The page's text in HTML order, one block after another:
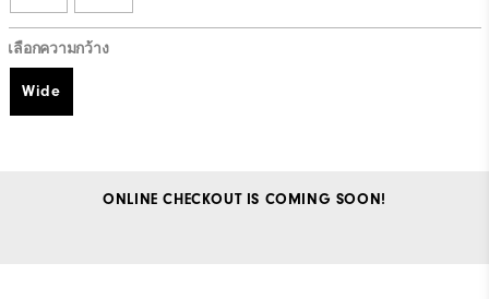
เลือกความกว้าง
Wide
ONLINE CHECKOUT IS COMING SOON!